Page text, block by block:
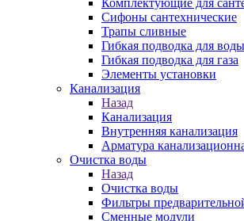
Комплектующие для
Сифоны сантехнические
Трапы сливные
Гибкая подводка для воды
Гибкая подводка для газа
Элементы установки
Канализация
Назад
Канализация
Внутренняя канализация
Арматура
Очистка воды
Назад
Очистка воды
Фильтры
Сменные модули